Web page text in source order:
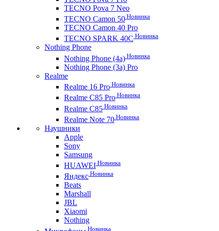
TECNO Pova 7 Neo
TECNO Camon 50 Новинка
TECNO Camon 40 Pro
TECNO SPARK 40C Новинка
Nothing Phone
Nothing Phone (4a) Новинка
Nothing Phone (3a) Pro
Realme
Realme 16 Pro Новинка
Realme C85 Pro Новинка
Realme C85 Новинка
Realme Note 70 Новинка
Наушники
Apple
Sony
Samsung
HUAWEI Новинка
Яндекс Новинка
Beats
Marshall
JBL
Xiaomi
Nothing
Новинка